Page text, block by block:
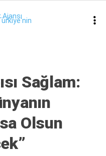
22.9
Sağlam:
Olsun